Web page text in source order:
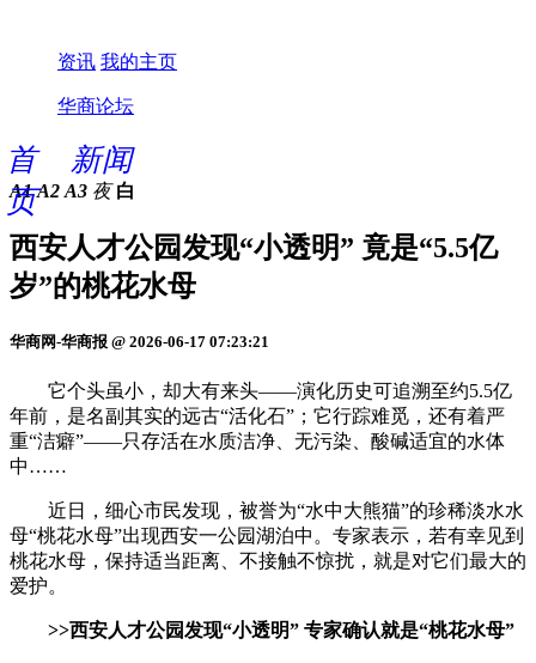
资讯 我的主页
华商论坛
首
页
新闻
A1 A2 A3 夜 白
西安人才公园发现“小透明” 竟是“5.5亿
岁”的桃花水母
华商网-华商报 @ 2026-06-17 07:23:21
它个头虽小，却大有来头——演化历史可追溯至约5.5亿
年前，是名副其实的远古“活化石”；它行踪难觅，还有着严
重“洁癖”——只存活在水质洁净、无污染、酸碱适宜的水体
中……
近日，细心市民发现，被誉为“水中大熊猫”的珍稀淡水水
母“桃花水母”出现西安一公园湖泊中。专家表示，若有幸见到
桃花水母，保持适当距离、不接触不惊扰，就是对它们最大的
爱护。
>>西安人才公园发现“小透明” 专家确认就是“桃花水母”